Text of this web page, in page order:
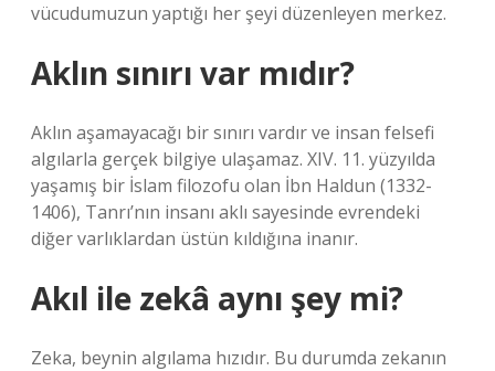
vücudumuzun yaptığı her şeyi düzenleyen merkez.
Aklın sınırı var mıdır?
Aklın aşamayacağı bir sınırı vardır ve insan felsefi
algılarla gerçek bilgiye ulaşamaz. XIV. 11. yüzyılda
yaşamış bir İslam filozofu olan İbn Haldun (1332-
1406), Tanrı’nın insanı aklı sayesinde evrendeki
diğer varlıklardan üstün kıldığına inanır.
Akıl ile zekâ aynı şey mi?
Zeka, beynin algılama hızıdır. Bu durumda zekanın